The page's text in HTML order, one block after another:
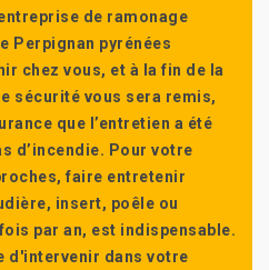
de ramonage
Perpignan pyrénées
chez vous, et à la fin de la
sécurité vous sera remis,
que l’entretien a été
d’incendie. Pour votre
faire entretenir
insert, poêle ou
par an, est indispensable.
d'intervenir dans votre